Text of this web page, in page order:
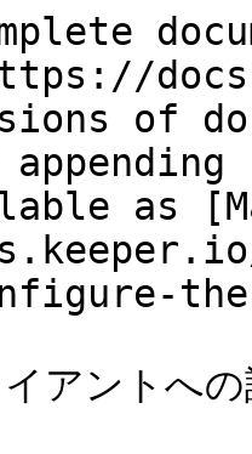
of
as
アントへの